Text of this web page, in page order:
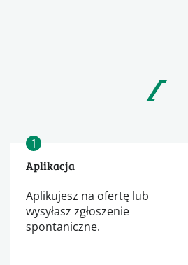
1
Aplikacja
Aplikujesz na ofertę lub
wysyłasz zgłoszenie
spontaniczne.